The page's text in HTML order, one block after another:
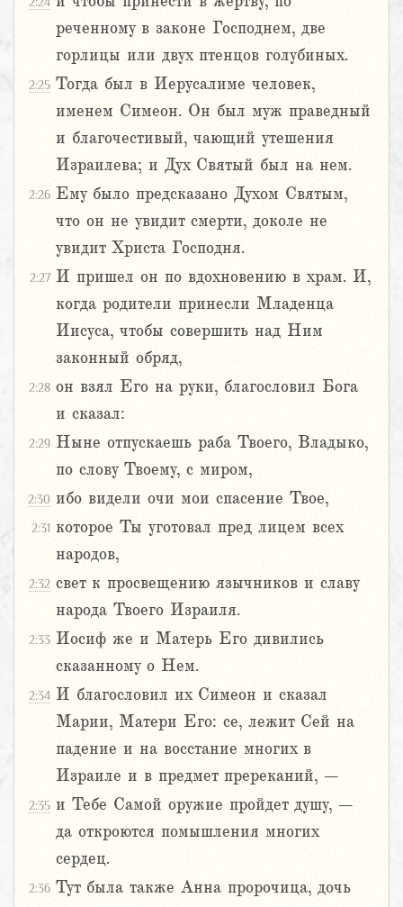
реченному в законе Господнем, две
горлицы или двух птенцов голубиных.
2:25 Тогда был в Иерусалиме человек,
именем Симеон. Он был муж праведный
и благочестивый, чающий утешения
Израилева; и Дух Святый был на нем.
2:26 Ему было предсказано Духом Святым,
что он не увидит смерти, доколе не
увидит Христа Господня.
2:27 И пришел он по вдохновению в храм. И,
когда родители принесли Младенца
Иисуса, чтобы совершить над Ним
законный обряд,
2:28 он взял Его на руки, благословил Бога
и сказал:
2:29 Ныне отпускаешь раба Твоего, Владыко,
по слову Твоему, с миром,
2:30 ибо видели очи мои спасение Твое,
2:31 которое Ты уготовал пред лицем всех
народов,
2:32 свет к просвещению язычников и славу
народа Твоего Израиля.
2:33 Иосиф же и Матерь Его дивились
сказанному о Нем.
2:34 И благословил их Симеон и сказал
Марии, Матери Его: се, лежит Сей на
падение и на восстание многих в
Израиле и в предмет пререканий, –
2:35 и Тебе Самой оружие пройдет душу, –
да откроются помышления многих
сердец.
2:36 Тут была также Анна пророчица, дочь